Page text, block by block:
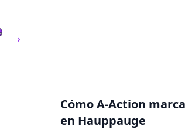
Cómo A-Action
en Hauppauge